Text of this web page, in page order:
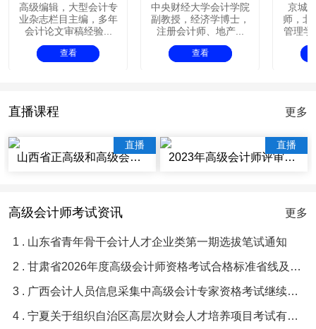
高级编辑，大型会计专
业杂志栏目主编，多年
会计论文审稿经验...
查看
中央财经大学会计学院
副教授，经济学博士，
注册会计师、地产...
查看
京城
师，北
管理学
直播课程 更多
直播
山西省正高级和高级会计师评审辅导视频讲座
直播
2023年高级会计师评审辅导视频课程
高级会计师考试资讯 更多
1 . 山东省青年骨干会计人才企业类第一期选拔笔试通知
2 . 甘肃省2026年度高级会计师资格考试合格标准省线及及格人员名单等有关问题的通知
3 . 广西会计人员信息采集中高级会计专家资格考试继续教育常见问题与解答
4 . 宁夏关于组织自治区高层次财会人才培养项目考试有关事项的通知